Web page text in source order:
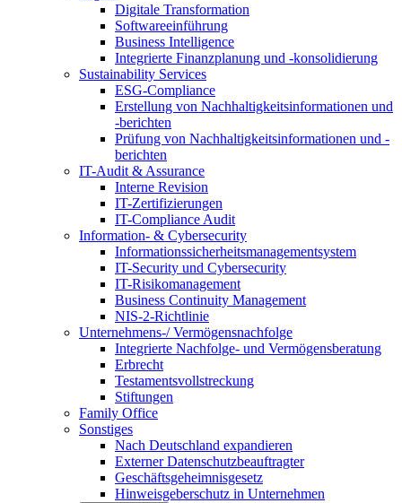
Digitale Transformation
Softwareeinführung
Business Intelligence
Integrierte Finanzplanung und -konsolidierung
Sustainability Services
ESG-Compliance
Erstellung von Nachhaltigkeitsinformationen und
-berichten
Prüfung von Nachhaltigkeitsinformationen und -
berichten
IT-Audit & Assurance
Interne Revision
IT-Zertifizierungen
IT-Compliance Audit
Information- & Cybersecurity
Informationssicherheitsmanagementsystem
IT-Security und Cybersecurity
IT-Risikomanagement
Business Continuity Management
NIS-2-Richtlinie
Unternehmens-/Vermögensnachfolge
Integrierte Nachfolge- und Vermögensberatung
Erbrecht
Testamentsvollstreckung
Stiftungen
Family Office
Sonstiges
Nach Deutschland expandieren
Externer Datenschutzbeauftragter
Geschäftsgeheimnisgesetz
Hinweisgeberschutz in Unternehmen